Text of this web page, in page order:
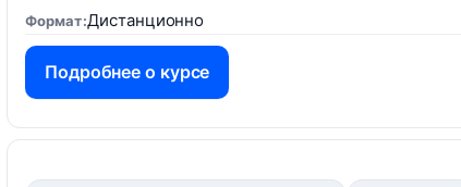
Формат Дистанционно
Подробнее о курсе